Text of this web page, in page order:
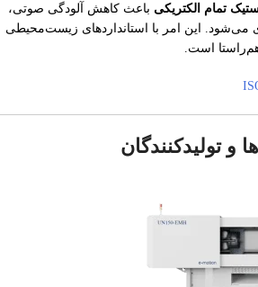
تمام الکتریکی باعث کاهش آلودگی صوتی،
این امر با استانداردهای زیست‌محیطی
و تولیدکنندگان